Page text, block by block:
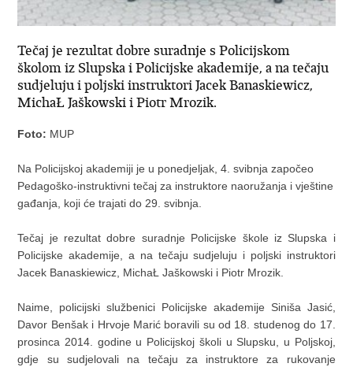
Tečaj je rezultat dobre suradnje s Policijskom
školom iz Slupska i Policijske akademije, a na tečaju
sudjeluju i poljski instruktori Jacek Banaskiewicz,
MichaŁ Jaškowski i Piotr Mrozik.
Foto: MUP
Na Policijskoj akademiji je u ponedjeljak, 4. svibnja započeo
Pedagoško-instruktivni tečaj za instruktore naoružanja i vještine
gađanja, koji će trajati do 29. svibnja.
Tečaj je rezultat dobre suradnje Policijske škole iz Slupska i
Policijske akademije, a na tečaju sudjeluju i poljski instruktori
Jacek Banaskiewicz, MichaŁ Jaškowski i Piotr Mrozik.
Naime, policijski službenici Policijske akademije Siniša Jasić,
Davor Benšak i Hrvoje Marić boravili su od 18. studenog do 17.
prosinca 2014. godine u Policijskoj školi u Slupsku, u Poljskoj,
gdje su sudjelovali na tečaju za instruktore za rukovanje